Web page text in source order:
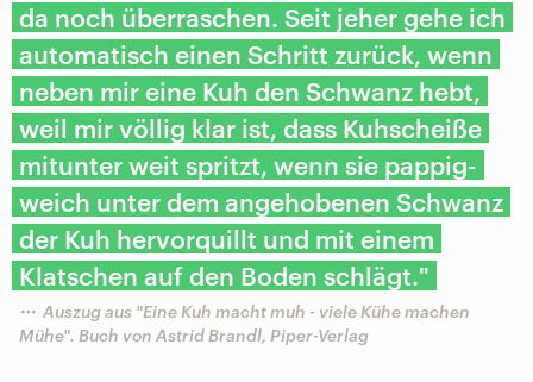
da noch überraschen. Seit jeher gehe ich
automatisch einen Schritt zurück, wenn
neben mir eine Kuh den Schwanz hebt,
weil mir völlig klar ist, dass Kuhscheiße
mitunter weit spritzt, wenn sie pappig-
weich unter dem angehobenen Schwanz
der Kuh hervorquillt und mit einem
Klatschen auf den Boden schlägt."
Auszug aus "Eine Kuh macht muh - viele Kühe machen
Mühe". Buch von Astrid Brandl, Piper-Verlag